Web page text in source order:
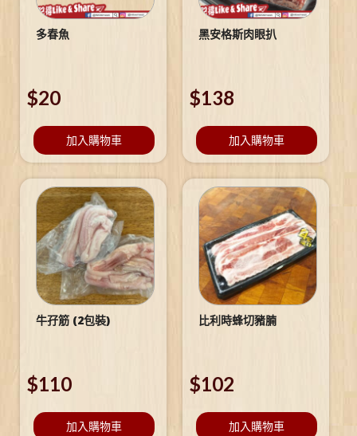
多春魚
$20
加入購物車
黑安格斯肉眼扒
$138
加入購物車
牛孖筋 (2包裝)
$110
加入購物車
比利時蜂切豬腩
$102
加入購物車